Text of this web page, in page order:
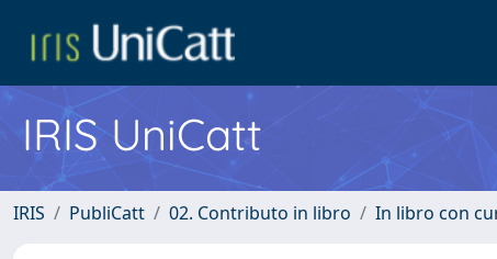
IRIS UniCatt
IRIS PubliCatt 02. Contributo in libro In libro con